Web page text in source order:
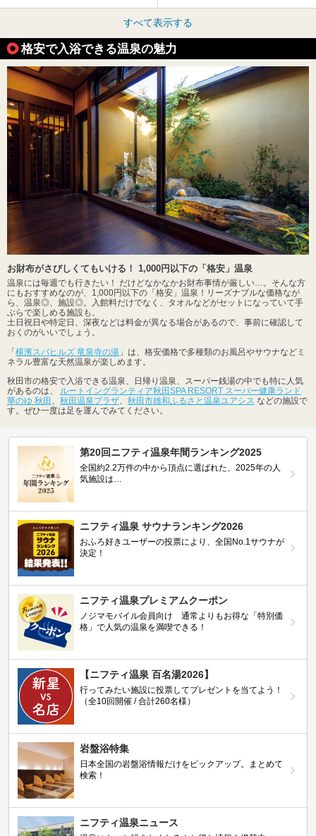
すべて表示する
格安で入浴できる温泉の魅力
お財布がさびしくてもいける！ 1,000円以下の「格安」温泉
温泉には毎週でも行きたい！ だけどなかなかお財布事情が厳しい…。そんな方
にもおすすめなのが、1,000円以下の「格安」温泉！リーズナブルな価格なが
ら、温泉◎、施設◎。入館料だけでなく、タオルなどがセットになっていて手
ぶらで楽しめる施設も。
土日祝日や特定日、深夜などは料金が異なる場合があるので、事前に確認して
おくのがいいでしょう。
「 横濱スパヒルズ 竜泉寺の湯 」は、格安価格で多種類のお風呂やサウナなどミ
ネラル豊富な天然温泉が楽しめます。
秋田市の格安で入浴できる温泉、日帰り温泉、スーパー銭湯の中でも特に人気
があるのは、 ルートイングランティア秋田SPA RESORT スーパー健康ランド
華のゆ 秋田 、 秋田温泉プラザ、 秋田市雄和ふるさと温泉ユアシス などの施設で
す。ぜひ一度は足を運んでみてください。
第20回ニフティ温泉年間ランキング2025
全国約2.2万件の中から頂点に選ばれた、2025年の人
気施設は…
ニフティ温泉 サウナランキング2026
おふろ好きユーザーの投票により、全国No.1サウナが
決定！
ニフティ温泉プレミアムクーポン
ノジマモバイル会員向け 通常よりもお得な「特別価
格」で人気の温泉を満喫できる！
【ニフティ温泉 百名湯2026】
行ってみたい施設に投票してプレゼントを当てよう！
（全10回開催 / 合計260名様）
岩盤浴特集
日本全国の岩盤浴情報だけをピックアップ。まとめて
検索！
ニフティ温泉ニュース